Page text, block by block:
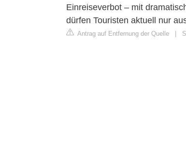
Einreiseverbot – mit
dürfen Touristen aktuell nur
Antrag auf Entfernung der Quelle